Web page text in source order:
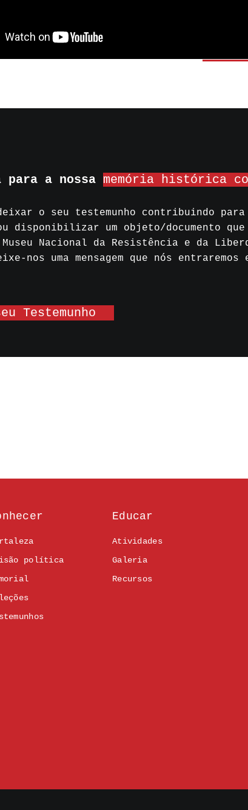
para a nossa memória histórica
o seu testemunho contribuindo
disponibilizar um objeto/documento
Nacional da Resistência e da
nos uma mensagem que nós
Testemunho
política
Educar
Atividades
Galeria
Recursos